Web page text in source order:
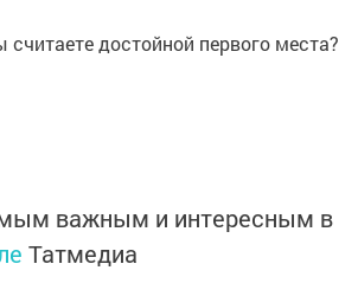
достойной первого места?
важным и интересным в
Татмедиа